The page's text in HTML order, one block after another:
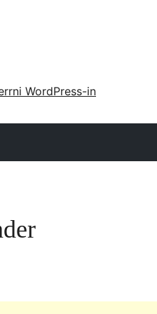
WordPress-in